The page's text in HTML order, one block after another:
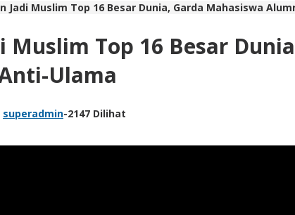
Jadi Muslim Top 16 Besar Dunia, Garda Mahasiswa
Muslim Top 16 Besar
Ulama
superadmin-2147 Dilihat